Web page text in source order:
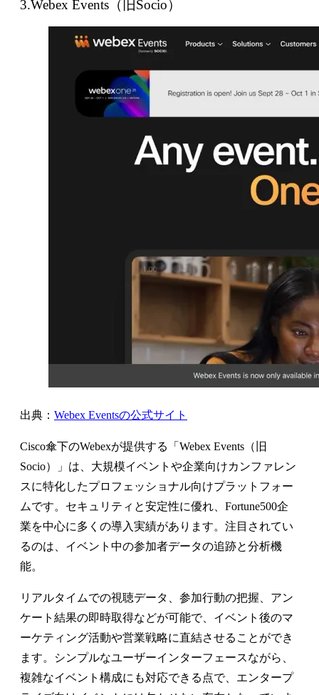
3.Webex Events（旧Socio）
出典： Webex Eventsの公式サイト
Cisco傘下のWebexが提供する「Webex Events（旧
Socio）」は、大規模イベントや企業向けカンファレン
スに特化したプロフェッショナル向けプラットフォー
ムです。セキュリティと安定性に優れ、Fortune500企
業を中心に多くの導入実績があります。注目されてい
るのは、イベント中の参加者データの追跡と分析機
能。
リアルタイムでの視聴データ、参加行動の把握、アン
ケート結果の即時取得などが可能で、イベント後のマ
ーケティング活動や営業戦略に直結させることができ
ます。シンプルなユーザーインターフェースながら、
複雑なイベント構成にも対応できる点で、エンタープ